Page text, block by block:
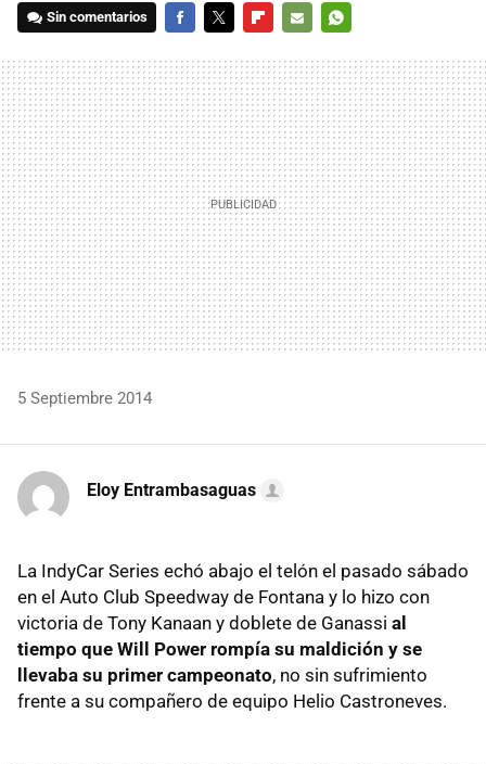
Sin comentarios
MAIL
5 Septiembre 2014
Eloy Entrambasaguas
La IndyCar Series echó abajo el telón el pasado sábado
en el Auto Club Speedway de Fontana y lo hizo con
victoria de Tony Kanaan y doblete de Ganassi al
tiempo que Will Power rompía su maldición y se
llevaba su primer campeonato, no sin sufrimiento
frente a su compañero de equipo Helio Castroneves.